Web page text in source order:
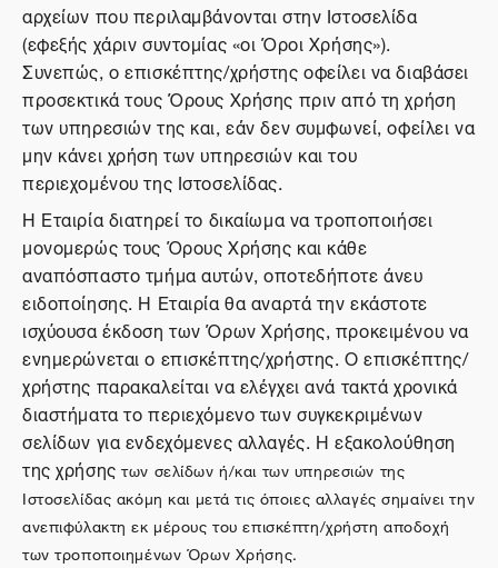
αρχείων που περιλαμβάνονται στην Ιστοσελίδα
(εφεξής χάριν συντομίας «οι Όροι Χρήσης»).
Συνεπώς, ο επισκέπτης/χρήστης οφείλει να διαβάσει
προσεκτικά τους Όρους Χρήσης πριν από τη χρήση
των υπηρεσιών της και, εάν δεν συμφωνεί, οφείλει να
μην κάνει χρήση των υπηρεσιών και του
περιεχομένου της Ιστοσελίδας.
Η Εταιρία διατηρεί το δικαίωμα να τροποποιήσει
μονομερώς τους Όρους Χρήσης και κάθε
αναπόσπαστο τμήμα αυτών, οποτεδήποτε άνευ
ειδοποίησης. Η Εταιρία θα αναρτά την εκάστοτε
ισχύουσα έκδοση των Όρων Χρήσης, προκειμένου να
ενημερώνεται ο επισκέπτης/χρήστης. Ο επισκέπτης/
χρήστης παρακαλείται να ελέγχει ανά τακτά χρονικά
διαστήματα το περιεχόμενο των συγκεκριμένων
σελίδων για ενδεχόμενες αλλαγές. Η εξακολούθηση
της χρήσηςτων σελίδων ή/και των υπηρεσιών της
Ιστοσελίδας ακόμη και μετά τις όποιες αλλαγές σημαίνει την
ανεπιφύλακτη εκ μέρους του επισκέπτη/χρήστη αποδοχή
των τροποποιημένων Όρων Χρήσης.